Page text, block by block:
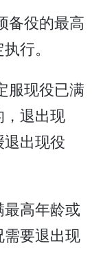
备役的最高
行。
服现役已满
退出现
出现役
高年龄或
要退出现